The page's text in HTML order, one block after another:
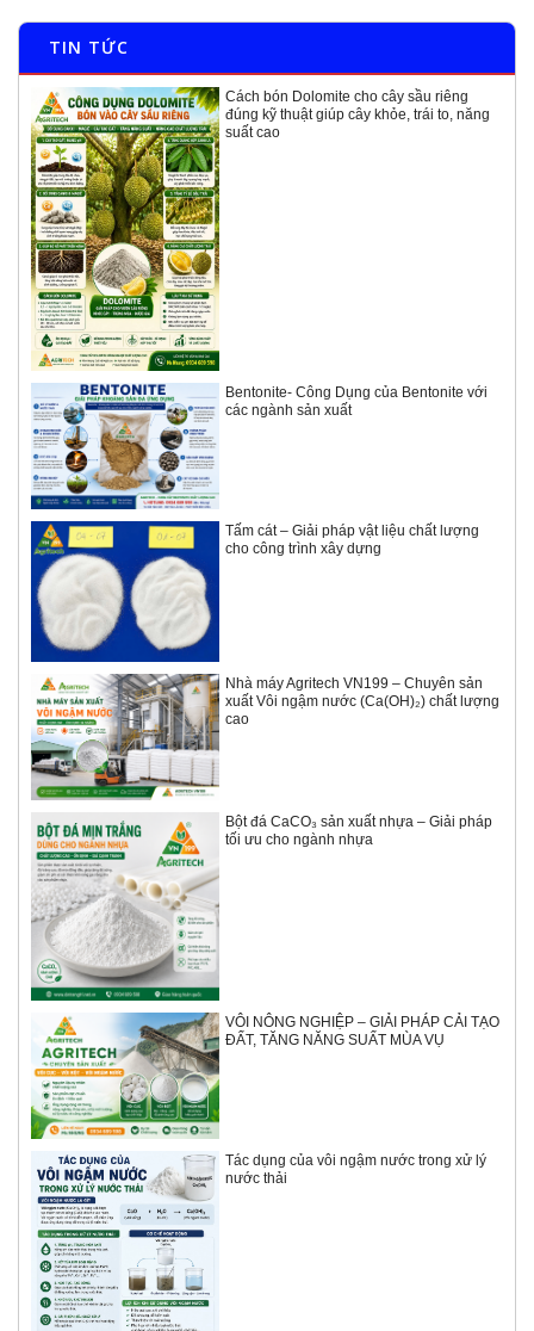
TIN TỨC
Cách bón Dolomite cho cây sầu riêng
đúng kỹ thuật giúp cây khỏe, trái to, năng
suất cao
Bentonite- Công Dụng của Bentonite với
các ngành sản xuất
Tấm cát – Giải pháp vật liệu chất lượng
cho công trình xây dựng
Nhà máy Agritech VN199 – Chuyên sản
xuất Vôi ngậm nước (Ca(OH)₂) chất lượng
cao
Bột đá CaCO₃ sản xuất nhựa – Giải pháp
tối ưu cho ngành nhựa
VÔI NÔNG NGHIỆP – GIẢI PHÁP CẢI TẠO
ĐẤT, TĂNG NĂNG SUẤT MÙA VỤ
Tác dụng của vôi ngậm nước trong xử lý
nước thải